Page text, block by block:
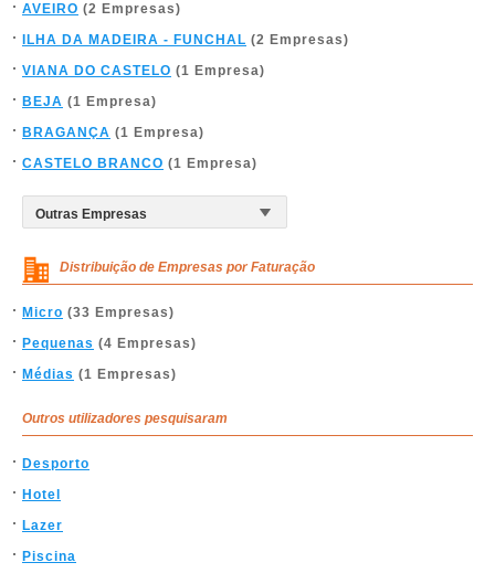
AVEIRO (2 Empresas)
ILHA DA MADEIRA - FUNCHAL (2 Empresas)
VIANA DO CASTELO (1 Empresa)
BEJA (1 Empresa)
BRAGANÇA (1 Empresa)
CASTELO BRANCO (1 Empresa)
Distribuição de Empresas por Faturação
Micro (33 Empresas)
Pequenas (4 Empresas)
Médias (1 Empresas)
Outros utilizadores pesquisaram
Desporto
Hotel
Lazer
Piscina